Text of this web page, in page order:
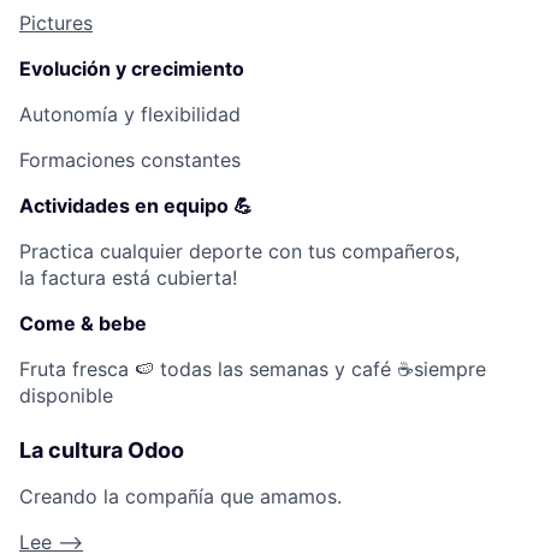
Pictures
Evolución y crecimiento
Autonomía y flexibilidad
Formaciones constantes
Actividades en equipo 💪
Practica cualquier deporte con tus compañeros,
la factura está cubierta!
Come & bebe
Fruta fresca 🍉 todas las semanas y café ☕siempre
disponible
La cultura Odoo
Creando la compañía que amamos.
Lee -->